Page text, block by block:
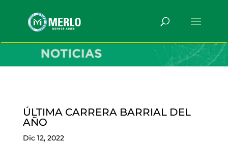
ÚLTIMA CARRERA BARRIAL DEL
AÑO
Dic 12, 2022